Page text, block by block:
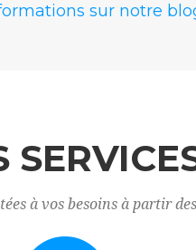
sur notre
à vos besoins à partir